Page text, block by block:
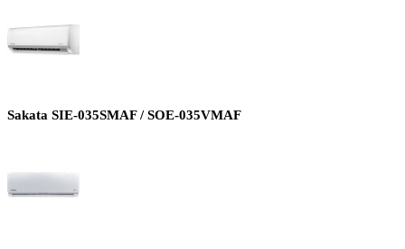
Sakata SIE-035SMAF / SOE-035VMAF